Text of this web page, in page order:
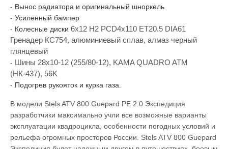
- Вынос радиатора и оригинальный шноркель
- Усиленный бампер
- Колесные диски 6х12 H2 PCD4х110 ET20.5 DIA61
Гренадер КС754, алюминиевый сплав, алмаз черный
глянцевый
- Шины 28х10-12 (255/80-12), KAMA QUADRO ATM
(НК-437), 56K
- Подогрев рукояток и курка газа.
В модели Stels ATV 800 Guepard PE 2.0 Экспедиция
разработчики максимально учли все возможные варианты
эксплуатации квадроцикла, особенности погодных условий и
рельефа огромных просторов России. Stels ATV 800 Guepard